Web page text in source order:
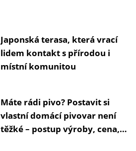
Japonská terasa, která vrací
lidem kontakt s přírodou i
místní komunitou
Máte rádi pivo? Postavit si
vlastní domácí pivovar není
těžké – postup výroby, cena,